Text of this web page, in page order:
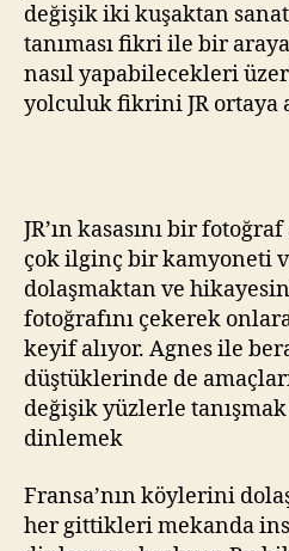
değişik iki kuşaktan
tanıması fikri ile bir
nasıl yapabilecekleri
yolculuk fikrini JR ortaya
JR’ın kasasını bir
çok ilginç bir kamyoneti
dolaşmaktan ve
fotoğrafını çekerek
keyif alıyor. Agnes ile
düştüklerinde de
değişik yüzlerle
dinlemek
Fransa’nın köylerini
her gittikleri mekanda